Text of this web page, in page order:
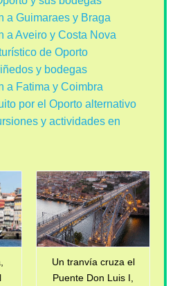
a Guimaraes y Braga
a Aveiro y Costa Nova
de Oporto
y bodegas
a Fatima y Coimbra
por el Oporto alternativo
y actividades en
Un tranvía cruza el
Puente Don Luis I,